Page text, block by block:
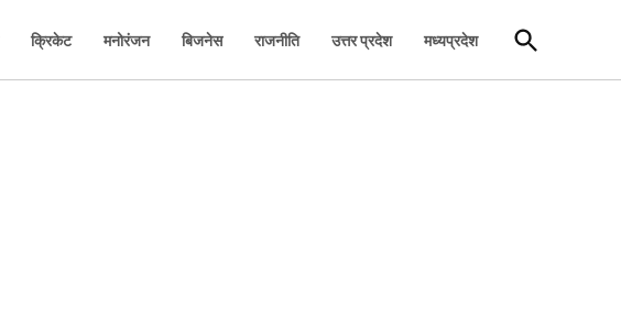
क्रिकेट मनोरंजन बिजनेस राजनीति उत्तर प्रदेश मध्यप्रदेश
Open
Search